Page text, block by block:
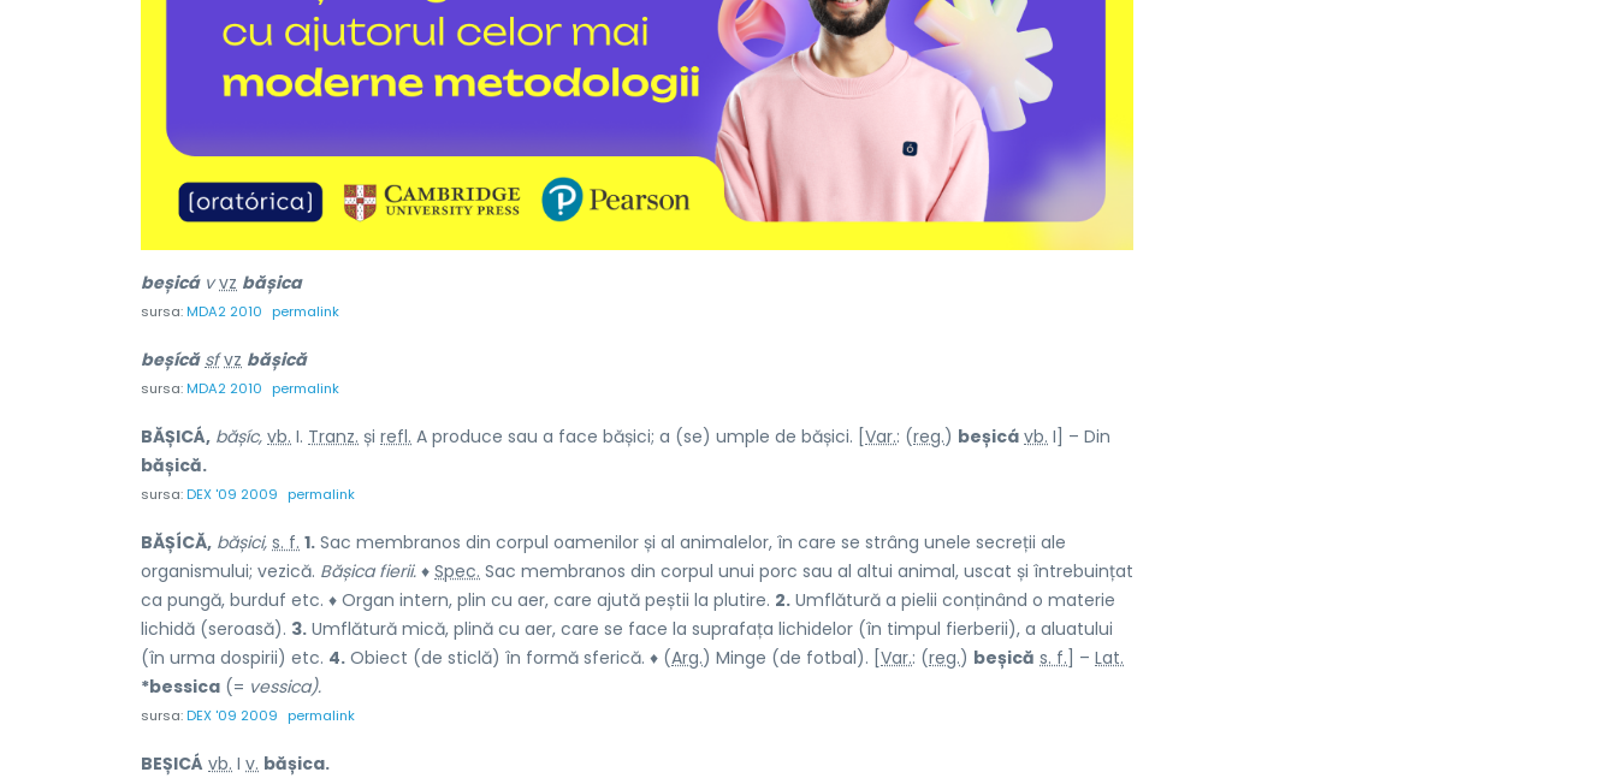
beșicáv vz bășica
sursa:MDA2 2010 permalink
beșícă sf vz bășică
sursa:MDA2 2010 permalink
BĂȘICÁ, bășíc, vb. I. Tranz. și refl. A produce sau a face bășici; a (se) umple de bășici. [Var.: (reg.) beșicá vb. I] – Din
bășică.
sursa:DEX '09 2009 permalink
BĂȘÍCĂ, bășici, s. f. 1. Sac membranos din corpul oamenilor și al animalelor, în care se strâng unele secreții ale
organismului; vezică. Bășica fierii. ♦ Spec. Sac membranos din corpul unui porc sau al altui animal, uscat și întrebuințat
ca pungă, burduf etc. ♦ Organ intern, plin cu aer, care ajută peștii la plutire. 2. Umflătură a pielii conținând o materie
lichidă (seroasă). 3. Umflătură mică, plină cu aer, care se face la suprafața lichidelor (în timpul fierberii), a aluatului
(în urma dospirii) etc. 4. Obiect (de sticlă) în formă sferică. ♦ (Arg.) Minge (de fotbal). [Var.: (reg.) beșică s. f.] – Lat.
*bessica (= vessica).
sursa:DEX '09 2009 permalink
BEȘICÁ vb. I v. bășica.